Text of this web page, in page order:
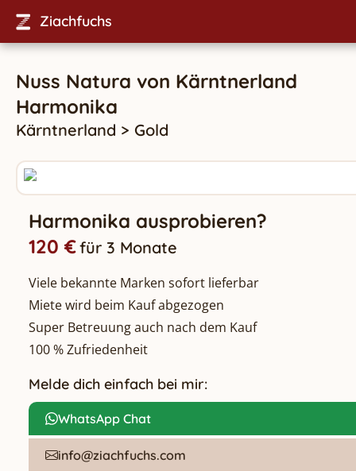
Ziachfuchs
Nuss Natura von Kärntnerland
Harmonika
Kärntnerland > Gold
Harmonika ausprobieren?
120 €für 3 Monate
Viele bekannte Marken sofort lieferbar
Miete wird beim Kauf abgezogen
Super Betreuung auch nach dem Kauf
100 % Zufriedenheit
Melde dich einfach bei mir:
WhatsApp Chat
info@ziachfuchs.com